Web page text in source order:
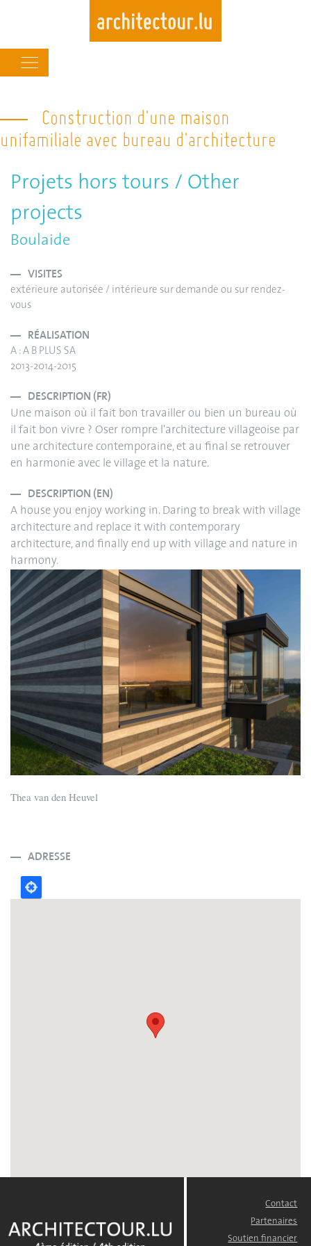
main
content
navigation
Construction d'une maison
unifamiliale avec bureau d'architecture
Projets hors tours / Other
projects
Boulaide
VISITES
extérieure autorisée / intérieure sur demande ou sur rendez-
vous
RÉALISATION
A : A B PLUS SA
2013-2014-2015
DESCRIPTION (FR)
Une maison où il fait bon travailler ou bien un bureau où
il fait bon vivre ? Oser rompre l'architecture villageoise par
une architecture contemporaine, et au final se retrouver
en harmonie avec le village et la nature.
DESCRIPTION (EN)
A house you enjoy working in. Daring to break with village
architecture and replace it with contemporary
architecture, and finally end up with village and nature in
harmony.
Thea van den Heuvel
ADRESSE
Contact
Partenaires
Soutien financier